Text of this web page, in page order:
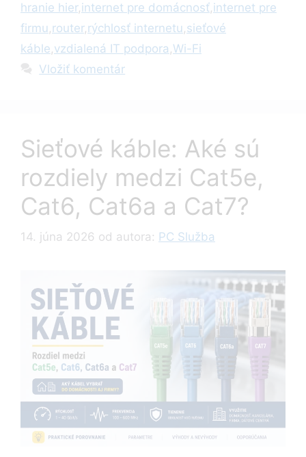
hranie hier,internet pre domácnosť,internet pre
firmu,router,rýchlosť internetu,sieťové
káble,vzdialená IT podpora ,Wi-Fi
Vložiť komentár
Sieťové káble: Aké sú
rozdiely medzi Cat5e,
Cat6, Cat6a a Cat7?
14. júna 2026 od autora: PC Služba